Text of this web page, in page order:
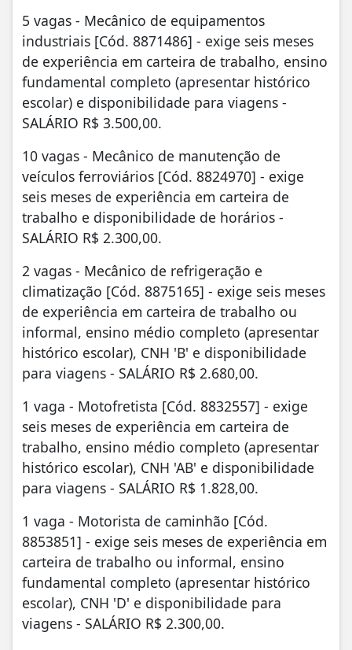
5 vagas - Mecânico de equipamentos
industriais [Cód. 8871486] - exige seis meses
de experiência em carteira de trabalho, ensino
fundamental completo (apresentar histórico
escolar) e disponibilidade para viagens -
SALÁRIO R$ 3.500,00.
10 vagas - Mecânico de manutenção de
veículos ferroviários [Cód. 8824970] - exige
seis meses de experiência em carteira de
trabalho e disponibilidade de horários -
SALÁRIO R$ 2.300,00.
2 vagas - Mecânico de refrigeração e
climatização [Cód. 8875165] - exige seis meses
de experiência em carteira de trabalho ou
informal, ensino médio completo (apresentar
histórico escolar), CNH 'B' e disponibilidade
para viagens - SALÁRIO R$ 2.680,00.
1 vaga - Motofretista [Cód. 8832557] - exige
seis meses de experiência em carteira de
trabalho, ensino médio completo (apresentar
histórico escolar), CNH 'AB' e disponibilidade
para viagens - SALÁRIO R$ 1.828,00.
1 vaga - Motorista de caminhão [Cód.
8853851] - exige seis meses de experiência em
carteira de trabalho ou informal, ensino
fundamental completo (apresentar histórico
escolar), CNH 'D' e disponibilidade para
viagens - SALÁRIO R$ 2.300,00.